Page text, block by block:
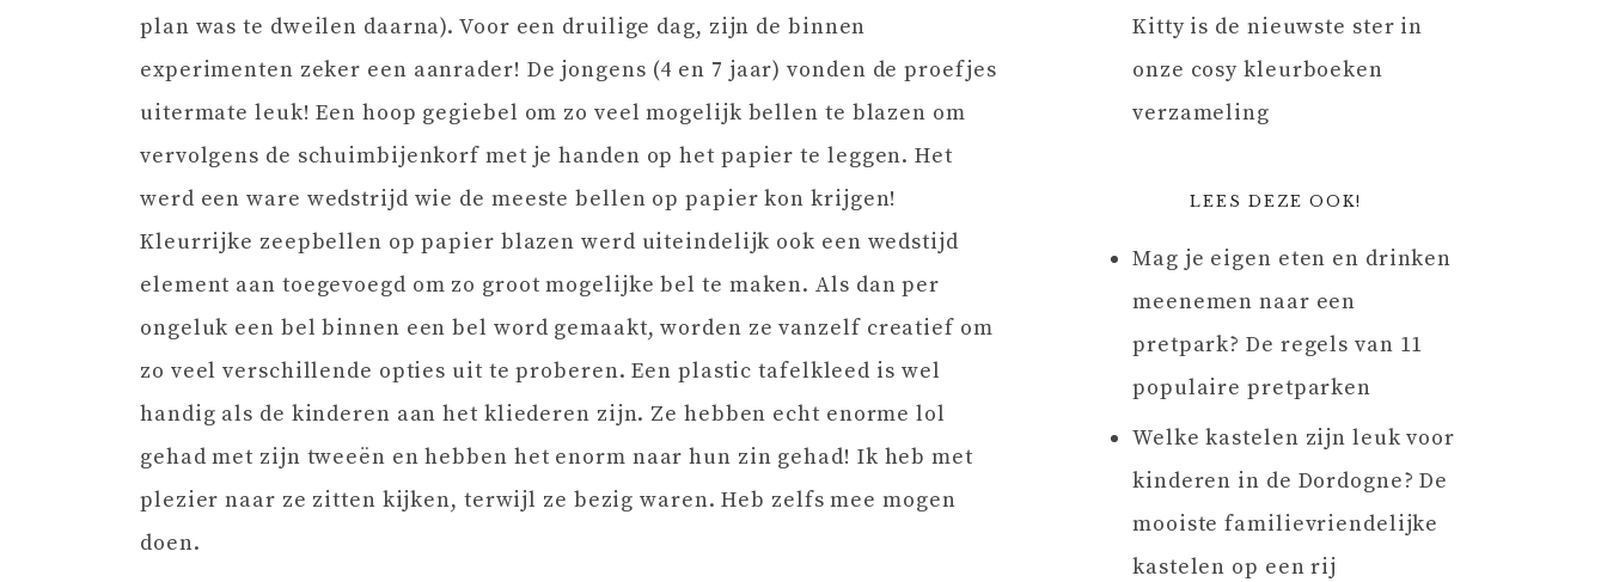
plan was te dweilen daarna). Voor een druilige dag, zijn de binnen
experimenten zeker een aanrader! De jongens (4 en 7 jaar) vonden de proefjes
uitermate leuk! Een hoop gegiebel om zo veel mogelijk bellen te blazen om
vervolgens de schuimbijenkorf met je handen op het papier te leggen. Het
werd een ware wedstrijd wie de meeste bellen op papier kon krijgen!
Kleurrijke zeepbellen op papier blazen werd uiteindelijk ook een wedstijd
element aan toegevoegd om zo groot mogelijke bel te maken. Als dan per
ongeluk een bel binnen een bel word gemaakt, worden ze vanzelf creatief om
zo veel verschillende opties uit te proberen. Een plastic tafelkleed is wel
handig als de kinderen aan het kliederen zijn. Ze hebben echt enorme lol
gehad met zijn tweeën en hebben het enorm naar hun zin gehad! Ik heb met
plezier naar ze zitten kijken, terwijl ze bezig waren. Heb zelfs mee mogen
doen.
Kitty is de nieuwste ster in
onze cosy kleurboeken
verzameling
LEES DEZE OOK!
Mag je eigen eten en drinken
meenemen naar een
pretpark? De regels van 11
populaire pretparken
Welke kastelen zijn leuk voor
kinderen in de Dordogne? De
mooiste familievriendelijke
kastelen op een rij